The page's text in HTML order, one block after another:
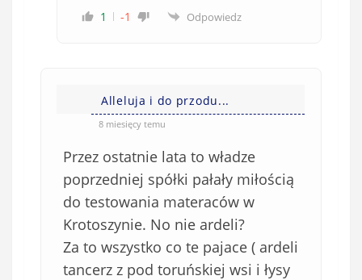
1
-1 Odpowiedz
Alleluja i do przodu...
8 miesięcy temu
Przez ostatnie lata to władze
poprzedniej spółki pałały miłością
do testowania materaców w
Krotoszynie. No nie ardeli?
Za to wszystko co te pajace ( ardeli
tancerz z pod toruńskiej wsi i łysy